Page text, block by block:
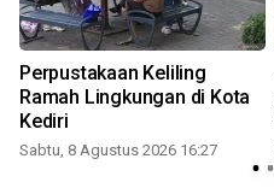
Perpustakaan Keliling
Ramah Lingkungan di Kota
Kediri
Sabtu, 8 Agustus 2026 16:27